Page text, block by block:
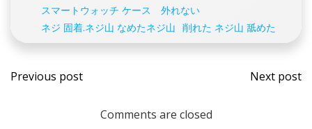
スマートウォッチ ケース 外れない
ネジ 固着.ネジ山 なめたネジ山 削れた ネジ山 舐めた
投
Previous post
投
Next post
Comments are closed